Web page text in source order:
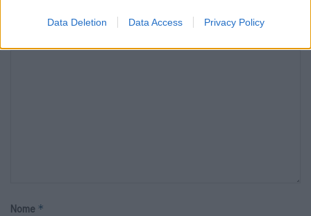
Data Deletion Data Access Privacy Policy
Nome *